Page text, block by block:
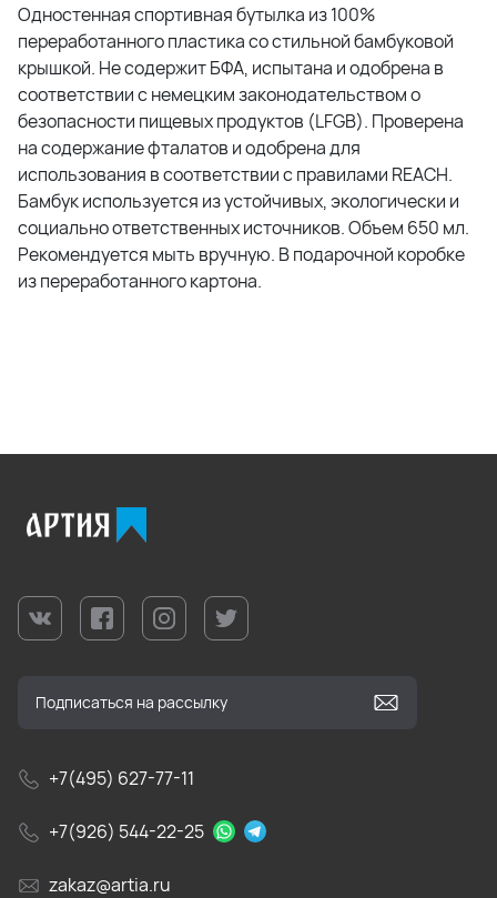
Одностенная спортивная бутылка из 100%
переработанного пластика со стильной бамбуковой
крышкой. Не содержит БФА, испытана и одобрена в
соответствии с немецким законодательством о
безопасности пищевых продуктов (LFGB). Проверена
на содержание фталатов и одобрена для
использования в соответствии с правилами REACH.
Бамбук используется из устойчивых, экологически и
социально ответственных источников. Объем 650 мл.
Рекомендуется мыть вручную. В подарочной коробке
из переработанного картона.
+7(495) 627-77-11
+7(926) 544-22-25
zakaz@artia.ru